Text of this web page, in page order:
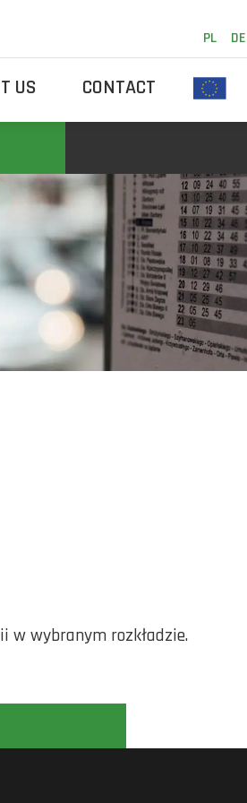
PL DE
US CONTACT
w wybranym rozkładzie.